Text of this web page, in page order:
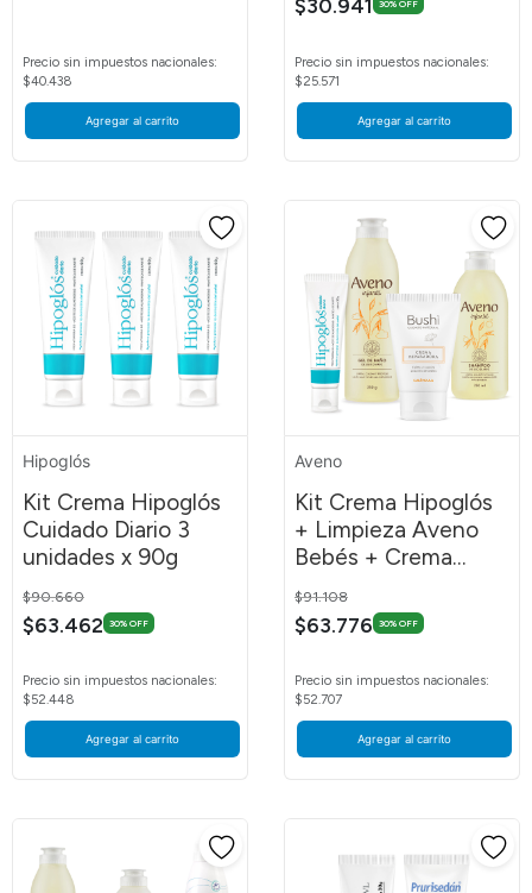
Precio sin impuestos nacionales:
$40.438
Agregar al carrito
$30.941 30% OFF
Precio sin impuestos nacionales:
$25.571
Agregar al carrito
Hipoglós
Kit Crema Hipoglós
Cuidado Diario 3
unidades x 90g
Price reduced from
$90.660
$63.462 30% OFF
Precio sin impuestos nacionales:
$52.448
Agregar al carrito
Aveno
Kit Crema Hipoglós
+ Limpieza Aveno
Bebés + Crema
Bushi
Price reduced from
$91.108
$63.776 30% OFF
Precio sin impuestos nacionales:
$52.707
Agregar al carrito